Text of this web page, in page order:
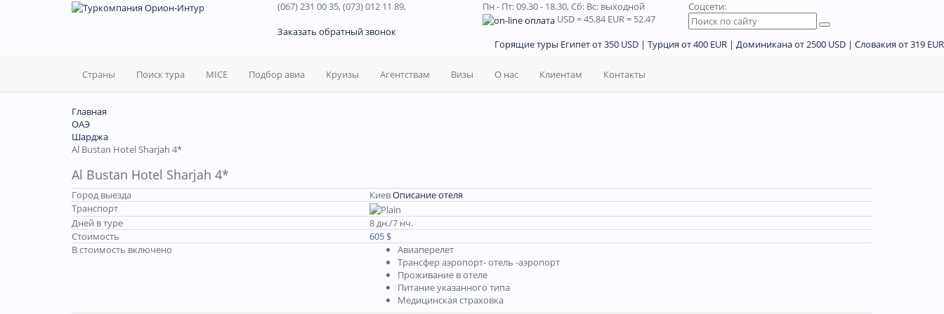
(067) 231 00 35, (073) 012 11 89,
Заказать обратный звонок
Пн - Пт: 09.30 - 18.30,Сб: Вс: выходной
USD= 45.84EUR= 52.47
Соцсети:
Горящие туры Египет от 350 USD | Турция от 400 EUR | Доминикана от 2500 USD | Словакия от 319 EUR
Страны Поиск тура MICE Подбор авиа Круизы Агентствам Визы О нас Клиентам Контакты
Главная
ОАЭ
Шарджа
Al Bustan Hotel Sharjah 4*
Al Bustan Hotel Sharjah 4*
Город выезда КиевОписание отеля
Транспорт
Дней в туре
8 дн./7 нч.
Стоимость
605 $
В стоимость включено
Авиаперелет
Трансфер аэропорт- отель -аэропорт
Проживание в отеле
Питание указанного типа
Медицинская страховка